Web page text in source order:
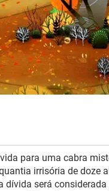
para uma cabra
irrisória de doze
dívida será